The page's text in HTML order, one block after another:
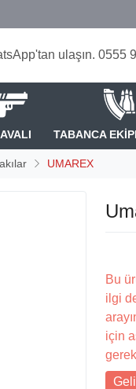
ulaşın. 0555
TABANCA
UMAREX
Bu
ilgi
için